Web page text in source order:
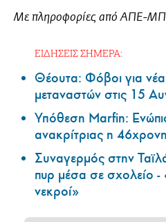
Mε πληροφορίες από ΑΠΕ-
ΕΙΔΗΣΕΙΣ ΣΗΜΕΡΑ:
Θέουτα: Φόβοι για νέα
μεταναστών στις 15
Υπόθεση Marfin:
ανακρίτριας η 46χρονη
Συναγερμός στην
πυρ μέσα σε σχολείο
νεκροί»